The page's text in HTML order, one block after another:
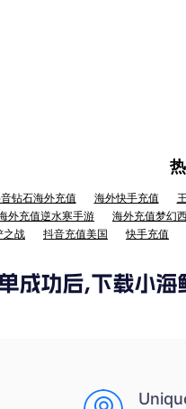
钻石海外充值 海外快手充值
外充值逆水寒手游 海外充值梦幻
之战
抖音充值美国 快手充值